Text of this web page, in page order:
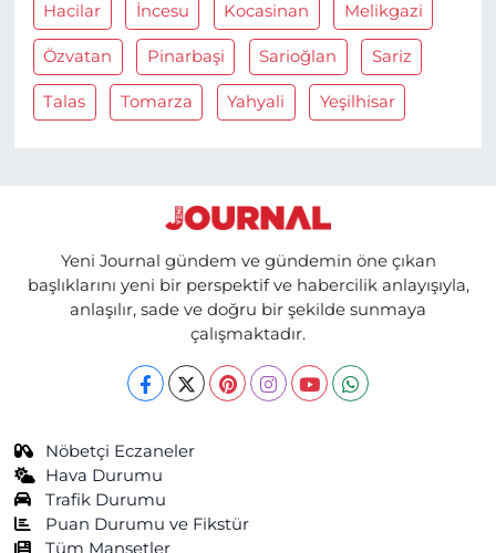
Hacilar İncesu Kocasinan Melikgazi
Özvatan Pinarbaşi Sarioğlan Sariz
Talas Tomarza Yahyali Yeşilhisar
Yeni Journal gündem ve gündemin öne çıkan
başlıklarını yeni bir perspektif ve habercilik anlayışıyla,
anlaşılır, sade ve doğru bir şekilde sunmaya
çalışmaktadır.
Nöbetçi Eczaneler
Hava Durumu
Trafik Durumu
Puan Durumu ve Fikstür
Tüm Manşetler